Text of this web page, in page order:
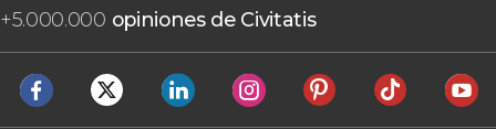
+5.000.000 opiniones de Civitatis